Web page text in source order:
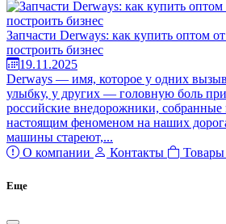
Запчасти Derways: как купить оптом
построить бизнес
19.11.2025
Derways — имя, которое у одних
улыбку, у других — головную боль
российские внедорожники, собранные
настоящим феноменом на наших
машины стареют,...
О компании
Контакты Товары
Еще